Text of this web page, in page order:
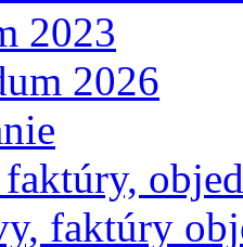
2023
2026
faktúry